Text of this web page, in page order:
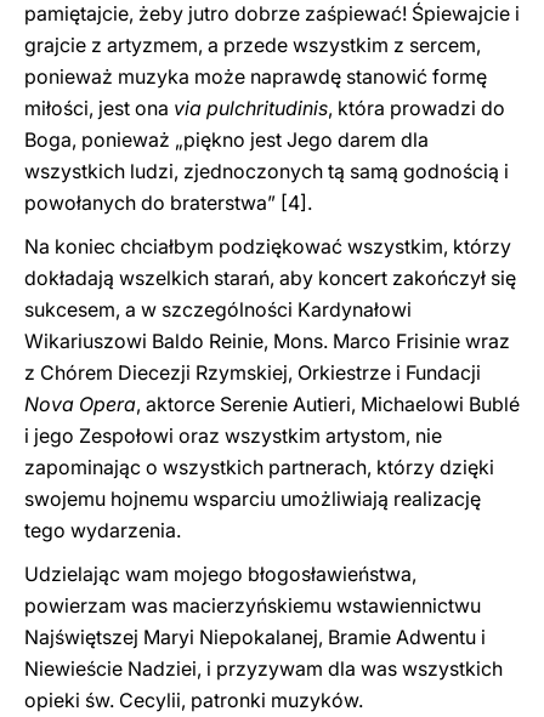
pamiętajcie, żeby jutro dobrze zaśpiewać! Śpiewajcie i
grajcie z artyzmem, a przede wszystkim z sercem,
ponieważ muzyka może naprawdę stanowić formę
miłości, jest ona via pulchritudinis, która prowadzi do
Boga, ponieważ „piękno jest Jego darem dla
wszystkich ludzi, zjednoczonych tą samą godnością i
powołanych do braterstwa” [4].
Na koniec chciałbym podziękować wszystkim, którzy
dokładają wszelkich starań, aby koncert zakończył się
sukcesem, a w szczególności Kardynałowi
Wikariuszowi Baldo Reinie, Mons. Marco Frisinie wraz
z Chórem Diecezji Rzymskiej, Orkiestrze i Fundacji
Nova Opera, aktorce Serenie Autieri, Michaelowi Bublé
i jego Zespołowi oraz wszystkim artystom, nie
zapominając o wszystkich partnerach, którzy dzięki
swojemu hojnemu wsparciu umożliwiają realizację
tego wydarzenia.
Udzielając wam mojego błogosławieństwa,
powierzam was macierzyńskiemu wstawiennictwu
Najświętszej Maryi Niepokalanej, Bramie Adwentu i
Niewieście Nadziei, i przyzywam dla was wszystkich
opieki św. Cecylii, patronki muzyków.